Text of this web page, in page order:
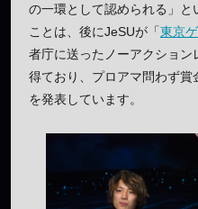
の一環として認められる」
ことは、後にJeSUが「東京
者庁に送ったノーアクショ
得ており、プロアマ問わず賞
を発表しています。